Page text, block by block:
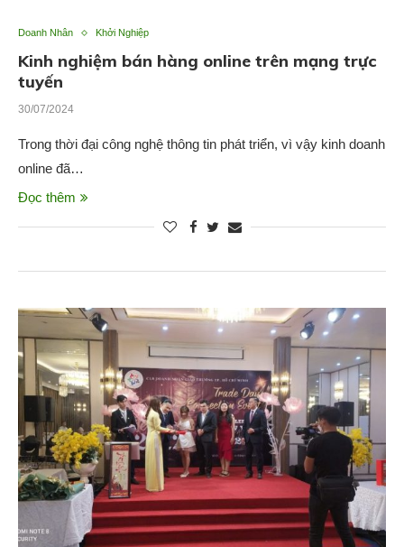
Doanh Nhân Khởi Nghiệp
Kinh nghiệm bán hàng online trên mạng trực
tuyến
30/07/2024
Trong thời đại công nghệ thông tin phát triển, vì vậy kinh doanh
online đã…
Đọc thêm